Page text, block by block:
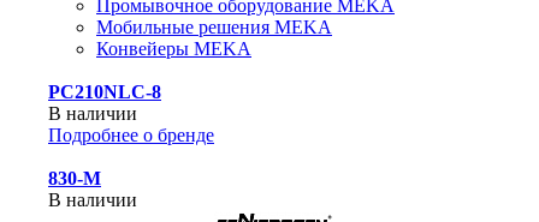
Промывочное оборудование MEKA
Мобильные решения MEKA
Конвейеры MEKA
PC210NLC-8
В наличии
Подробнее о бренде
830-М
В наличии